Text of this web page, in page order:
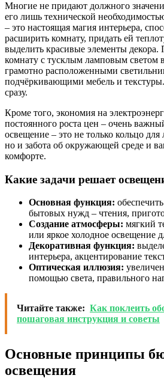
Многие не придают должного
его лишь технической
– это настоящая магия интерьера,
расширить комнату, придать ей
выделить красивые элементы декора.
комнату с тусклым ламповым светом
грамотно расположенными
подчёркивающими мебель и
сразу.
Кроме того, экономия на
постоянного роста цен – очень
освещение – это не только кольцо
но и забота об окружающей среде и
комфорте.
Какие задачи решает
Основная функция:
бытовых нужд – чтения,
Создание атмосферы: мягкий
или яркое холодное освещение
Декоративная функция:
интерьера, акцентирование
Оптическая иллюзия:
помощью света, правильного
Читайте также: Как поклеить
пошаговая инструкция и советы
Основные принципы
освещения